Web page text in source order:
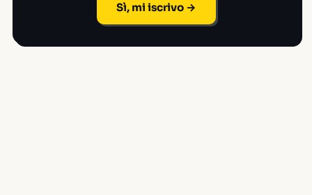
Sì, mi iscrivo →